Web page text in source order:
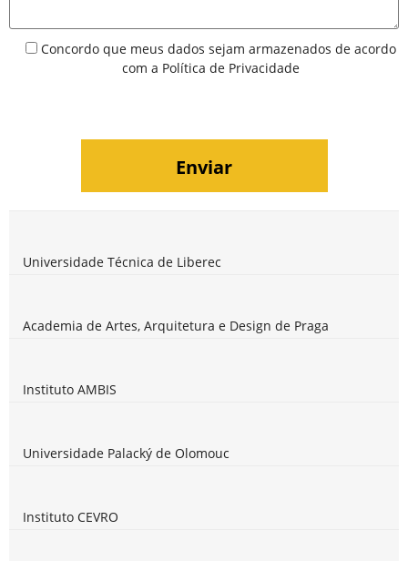
Concordo que meus dados sejam armazenados de acordo
com a Política de Privacidade
Universidade Técnica de Liberec
Academia de Artes, Arquitetura e Design de Praga
Instituto AMBIS
Universidade Palacký de Olomouc
Instituto CEVRO